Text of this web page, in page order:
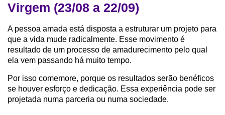
Virgem (23/08 a 22/09)
A pessoa amada está disposta a estruturar um projeto para
que a vida mude radicalmente. Esse movimento é
resultado de um processo de amadurecimento pelo qual
ela vem passando há muito tempo.
Por isso comemore, porque os resultados serão benéficos
se houver esforço e dedicação. Essa experiência pode ser
projetada numa parceria ou numa sociedade.